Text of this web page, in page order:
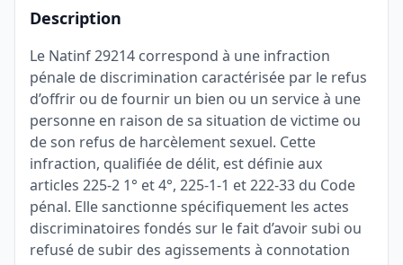
Description
Le Natinf 29214 correspond à une infraction
pénale de discrimination caractérisée par le refus
d’offrir ou de fournir un bien ou un service à une
personne en raison de sa situation de victime ou
de son refus de harcèlement sexuel. Cette
infraction, qualifiée de délit, est définie aux
articles 225-2 1° et 4°, 225-1-1 et 222-33 du Code
pénal. Elle sanctionne spécifiquement les actes
discriminatoires fondés sur le fait d’avoir subi ou
refusé de subir des agissements à connotation